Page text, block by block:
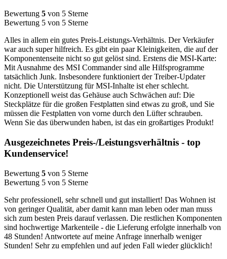
Bewertung 5 von 5 Sterne
Bewertung 5 von 5 Sterne
Alles in allem ein gutes Preis-Leistungs-Verhältnis. Der Verkäufer
war auch super hilfreich. Es gibt ein paar Kleinigkeiten, die auf der
Komponentenseite nicht so gut gelöst sind. Erstens die MSI-Karte:
Mit Ausnahme des MSI Commander sind alle Hilfsprogramme
tatsächlich Junk. Insbesondere funktioniert der Treiber-Updater
nicht. Die Unterstützung für MSI-Inhalte ist eher schlecht.
Konzeptionell weist das Gehäuse auch Schwächen auf: Die
Steckplätze für die großen Festplatten sind etwas zu groß, und Sie
müssen die Festplatten von vorne durch den Lüfter schrauben.
Wenn Sie das überwunden haben, ist das ein großartiges Produkt!
Ausgezeichnetes Preis-/Leistungsverhältnis - top
Kundenservice!
Bewertung 5 von 5 Sterne
Bewertung 5 von 5 Sterne
Sehr professionell, sehr schnell und gut installiert! Das Wohnen ist
von geringer Qualität, aber damit kann man leben oder man muss
sich zum besten Preis darauf verlassen. Die restlichen Komponenten
sind hochwertige Markenteile - die Lieferung erfolgte innerhalb von
48 Stunden! Antwortete auf meine Anfrage innerhalb weniger
Stunden! Sehr zu empfehlen und auf jeden Fall wieder glücklich!